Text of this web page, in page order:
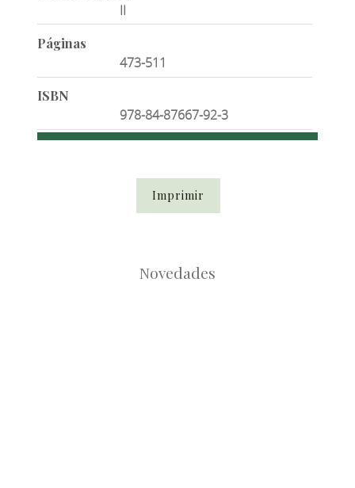
II
Páginas
473-511
ISBN
978-84-87667-92-3
Imprimir
Novedades